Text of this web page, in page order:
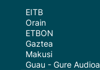
EITB
Orain
ETBON
Gaztea
Makusi
Guau - Gure Audioa